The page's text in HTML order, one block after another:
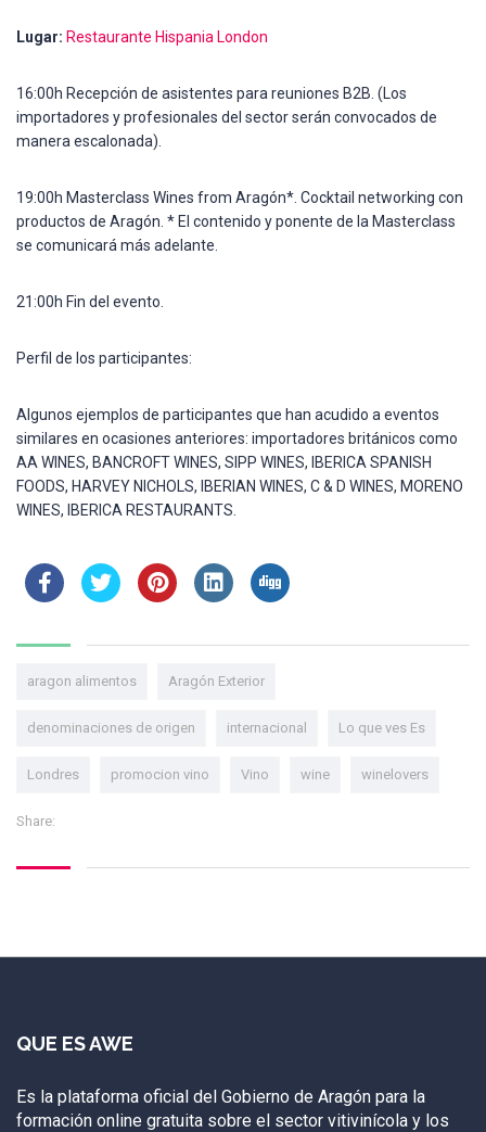
Lugar: Restaurante Hispania London
16:00h Recepción de asistentes para reuniones B2B. (Los
importadores y profesionales del sector serán convocados de
manera escalonada).
19:00h Masterclass Wines from Aragón*. Cocktail networking con
productos de Aragón. * El contenido y ponente de la Masterclass
se comunicará más adelante.
21:00h Fin del evento.
Perfil de los participantes:
Algunos ejemplos de participantes que han acudido a eventos
similares en ocasiones anteriores: importadores británicos como
AA WINES, BANCROFT WINES, SIPP WINES, IBERICA SPANISH
FOODS, HARVEY NICHOLS, IBERIAN WINES, C & D WINES, MORENO
WINES, IBERICA RESTAURANTS.
aragon alimentos Aragón Exterior
denominaciones de origen internacional Lo que ves Es
Londres promocion vino Vino wine winelovers
Share:
QUE ES AWE
Es la plataforma oficial del Gobierno de Aragón para la
formación online gratuita sobre el sector vitivinícola y los